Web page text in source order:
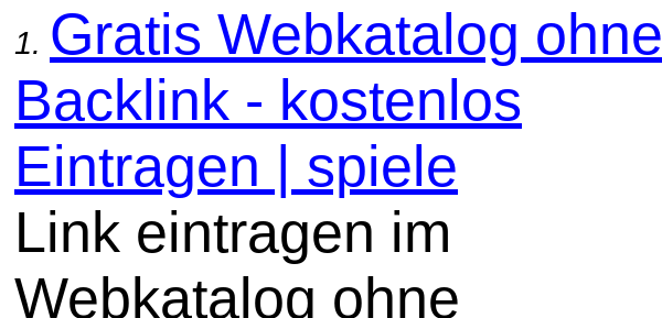
1. Gratis Webkatalog ohne
Backlink - kostenlos
Eintragen | spiele
Link eintragen im
Webkatalog ohne